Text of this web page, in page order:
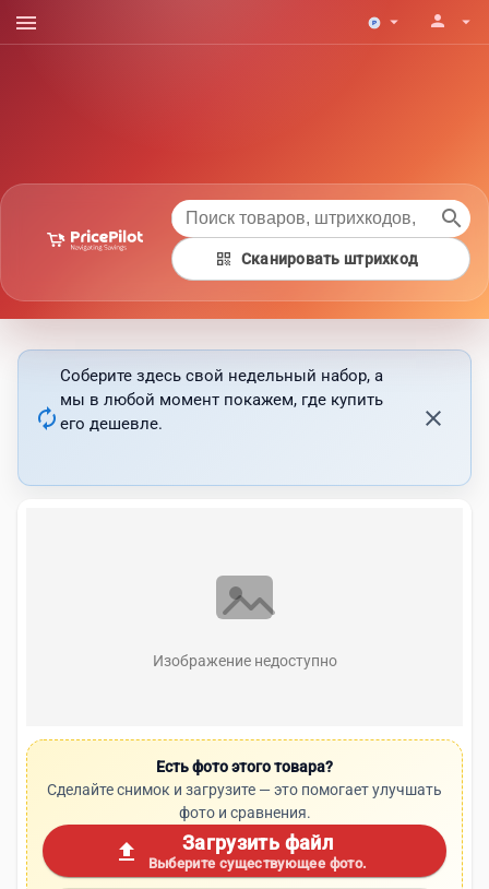
menu arrow_drop_down person arrow_drop_down
search
qr_code Сканировать штрихкод
autorenew
Соберите здесь свой недельный набор, а
мы в любой момент покажем, где купить
его дешевле.
close
Изображение недоступно
Есть фото этого товара?
Сделайте снимок и загрузите — это помогает улучшать
фото и сравнения.
upload Загрузить файл
Выберите существующее фото.